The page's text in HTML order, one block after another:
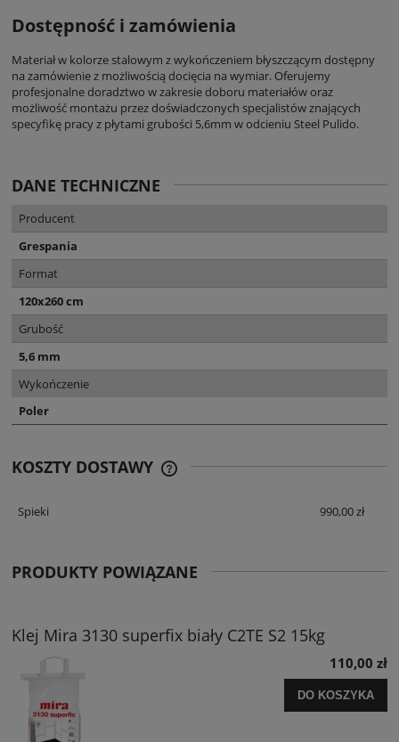
Dostępność i zamówienia
Materiał w kolorze stalowym z wykończeniem błyszczącym dostępny
na zamówienie z możliwością docięcia na wymiar. Oferujemy
profesjonalne doradztwo w zakresie doboru materiałów oraz
możliwość montażu przez doświadczonych specjalistów znających
specyfikę pracy z płytami grubości 5,6mm w odcieniu Steel Pulido.
DANE TECHNICZNE
Producent
Grespania
Format
120x260 cm
Grubość
5,6 mm
Wykończenie
Poler
KOSZTY DOSTAWY
Spieki
990,00 zł
PRODUKTY POWIĄZANE
Klej Mira 3130 superfix biały C2TE S2 15kg
110,00 zł
DO KOSZYKA